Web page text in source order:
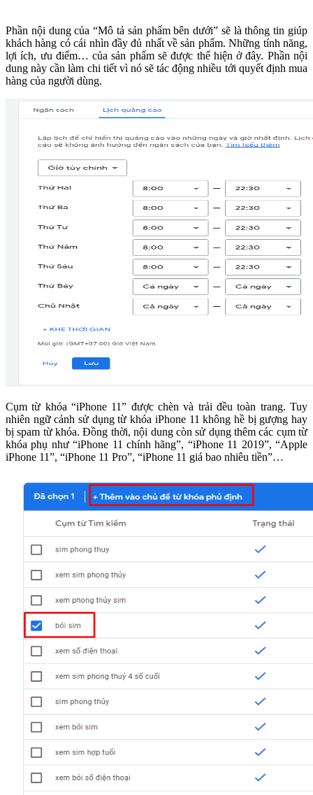
Phần nội dung của “Mô tả sản phẩm bên dưới” sẽ là thông tin giúp
khách hàng có cái nhìn đầy đủ nhất về sản phẩm. Những tính năng,
lợi ích, ưu điểm… của sản phẩm sẽ được thể hiện ở đây. Phần nội
dung này cần làm chi tiết vì nó sẽ tác động nhiều tới quyết định mua
hàng của người dùng.
Cụm từ khóa “iPhone 11” được chèn và trải đều toàn trang. Tuy
nhiên ngữ cảnh sử dụng từ khóa iPhone 11 không hề bị gượng hay
bị spam từ khóa. Đồng thời, nội dung còn sử dụng thêm các cụm từ
khóa phụ như “iPhone 11 chính hãng”, “iPhone 11 2019”, “Apple
iPhone 11”, “iPhone 11 Pro”, “iPhone 11 giá bao nhiêu tiền”…